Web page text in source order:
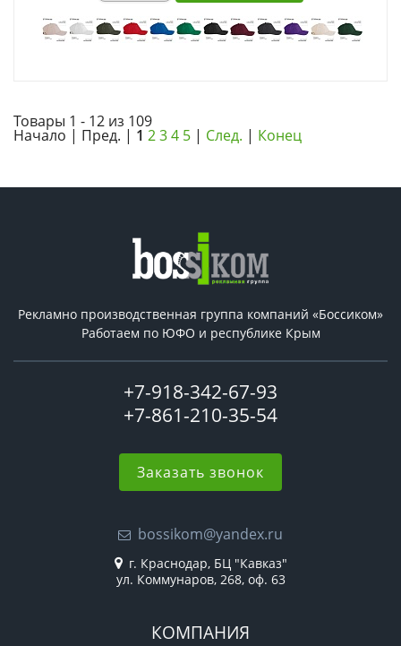
Товары 1 - 12 из 109
Начало | Пред. | 1 234 5 | След. | Конец
Рекламно производственная группа компаний «Боссиком»
Работаем по ЮФО и республике Крым
+7-918-342-67-93
+7-861-210-35-54
Заказать звонок
bossikom@yandex.ru
г. Краснодар, БЦ "Кавказ"
ул. Коммунаров, 268, оф. 63
КОМПАНИЯ